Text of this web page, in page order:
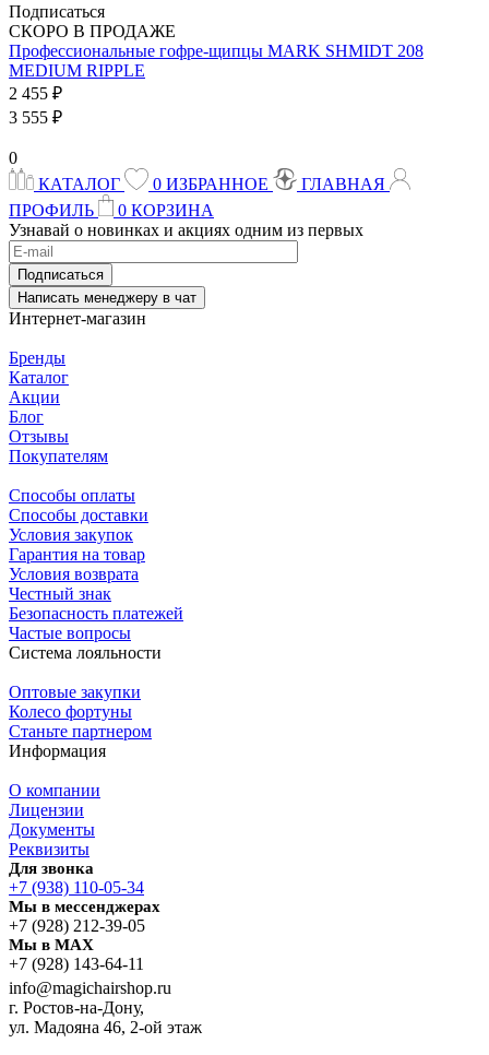
Подписаться
СКОРО В ПРОДАЖЕ
Профессиональные гофре-щипцы MARK SHMIDT 208
MEDIUM RIPPLE
2 455 ₽
3 555 ₽
0
КАТАЛОГ
0 ИЗБРАННОЕ
ГЛАВНАЯ
ПРОФИЛЬ
0 КОРЗИНА
Узнавай о новинках и акциях одним из первых
Подписаться
Написать менеджеру в чат
Интернет-магазин
Бренды
Каталог
Акции
Блог
Отзывы
Покупателям
Способы оплаты
Способы доставки
Условия закупок
Гарантия на товар
Условия возврата
Честный знак
Безопасность платежей
Частые вопросы
Система лояльности
Оптовые закупки
Колесо фортуны
Станьте партнером
Информация
О компании
Лицензии
Документы
Реквизиты
Для звонка
+7 (938) 110-05-34
Мы в мессенджерах
+7 (928) 212-39-05
Мы в MAX
+7 (928) 143-64-11
info@magichairshop.ru
г. Ростов-на-Дону,
ул. Мадояна 46, 2-ой этаж